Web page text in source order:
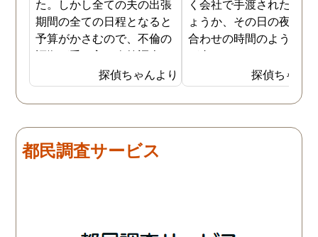
た。しかし全ての夫の出張
期間の全ての日程となると
予算がかさむので、不倫の
証拠が手に入り次第調査を
打ち切ってもらう契約にし
ました。調査初日、その日
は夫は本当に仕事をしてい
目、夫は仕事を休みにして
おり、出張先で女性と1日
探偵ちゃんより
く会社で手渡されたので
ょうか、その日の夜の待
合わせの時間のようなも
が書かれていました。こ
時になんとなく嫌な予感
したので、夫の身辺調査
会社での過ごし方を探偵
探偵に夫の会社の場所を
探偵ちゃん
都民調査サービス